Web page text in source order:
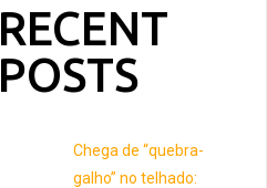
RECENT
POSTS
Chega de “quebra-
galho” no telhado: